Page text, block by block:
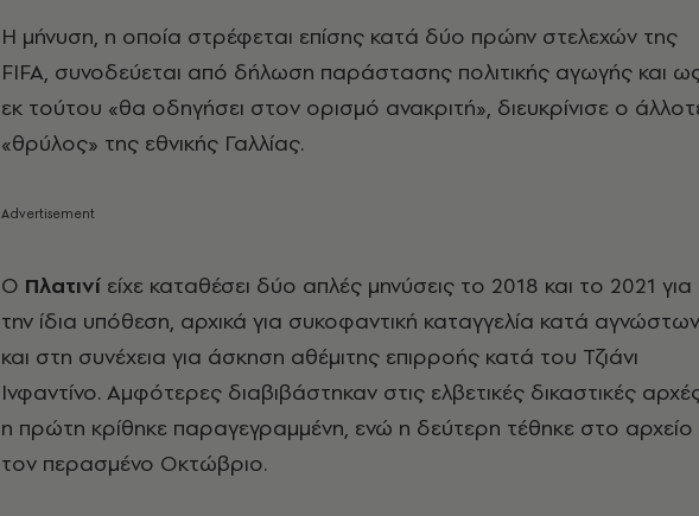
Η μήνυση, η οποία στρέφεται επίσης κατά δύο πρώην στελεχών της
FIFA, συνοδεύεται από δήλωση παράστασης πολιτικής αγωγής και
εκ τούτου «θα οδηγήσει στον ορισμό ανακριτή», διευκρίνισε ο
«θρύλος» της εθνικής Γαλλίας.
Ο Πλατινί είχε καταθέσει δύο απλές μηνύσεις το 2018 και το 2021 για
την ίδια υπόθεση, αρχικά για συκοφαντική καταγγελία κατά αγνώστων
και στη συνέχεια για άσκηση αθέμιτης επιρροής κατά του Τζιάνι
Ινφαντίνο. Αμφότερες διαβιβάστηκαν στις ελβετικές δικαστικές
η πρώτη κρίθηκε παραγεγραμμένη, ενώ η δεύτερη τέθηκε στο αρχείο
τον περασμένο Οκτώβριο.